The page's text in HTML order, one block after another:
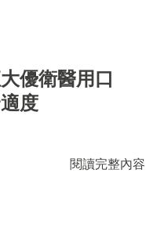
優衛醫用口
度
閱讀完整內容